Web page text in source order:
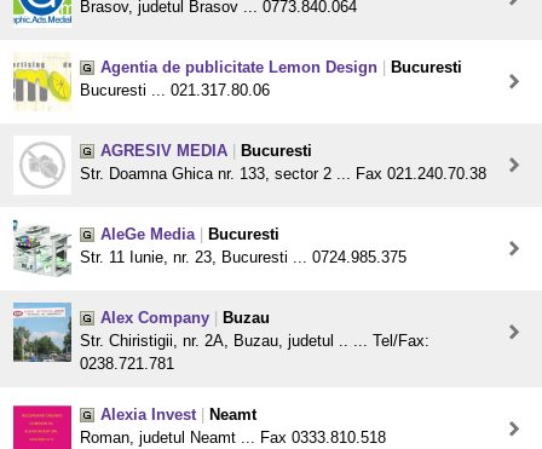
Brasov, judetul Brasov ... 0773.840.064
Agentia de publicitate Lemon Design
Bucuresti
Bucuresti ... 021.317.80.06
AGRESIV MEDIA
Bucuresti
Str. Doamna Ghica nr. 133, sector 2 ... Fax 021.240.70.38
AleGe Media
Bucuresti
Str. 11 Iunie, nr. 23, Bucuresti ... 0724.985.375
Alex Company
Buzau
Str. Chiristigii, nr. 2A, Buzau, judetul .. ... Tel/Fax:
0238.721.781
Alexia Invest
Neamt
Roman, judetul Neamt ... Fax 0333.810.518